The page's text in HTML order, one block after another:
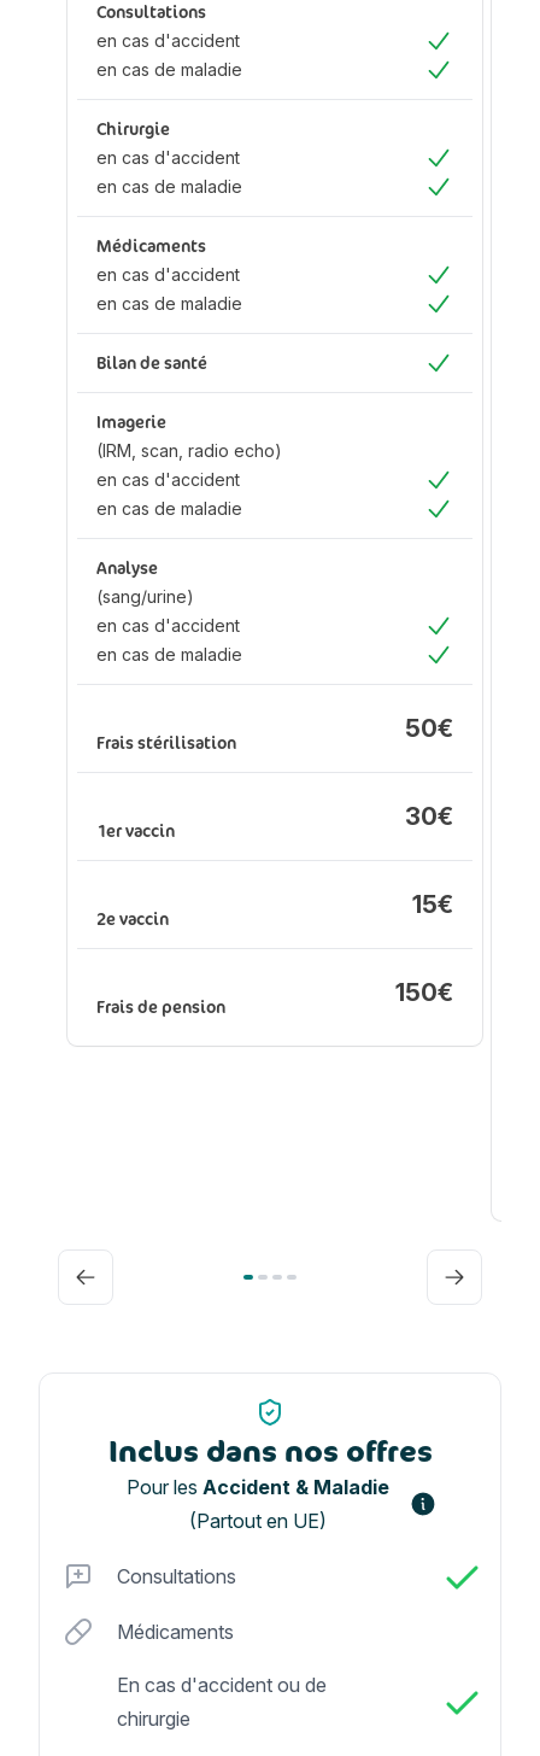
Consultations
en cas d'accident
en cas de maladie
Oui
Oui
Chirurgie
en cas d'accident
en cas de maladie
Oui
Oui
Médicaments
en cas d'accident
en cas de maladie
Oui
Oui
Bilan de santé
Oui
Imagerie
(IRM, scan, radio echo)
en cas d'accident
en cas de maladie
Oui
Oui
Analyse
(sang/urine)
en cas d'accident
en cas de maladie
Oui
Oui
Frais stérilisation 50€
1er vaccin 30€
2e vaccin 15€
Frais de pension 150€
Précédent Suivant
Inclus dans nos offres
Pour les Accident & Maladie
(Partout en UE)
Consultations
Médicaments
En cas d'accident ou de
chirurgie